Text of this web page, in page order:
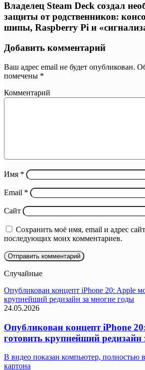
Владелец Steam Deck создал
защиты от родственников:
шипы, Raspberry Pi и
Добавить комментарий
Ваш адрес email не будет опубликован.
помечены *
Комментарий
Имя *
Email *
Сайт
Сохранить моё имя, email и адрес
последующих моих комментариев.
Случайные
Опубликован концепт iPhone 20: Apple
крупнейший редизайн за многие годы
24.05.2026
Опубликован концепт iPhone
готовить крупнейший редизайн
В видео показан компьютер, полностью
картона